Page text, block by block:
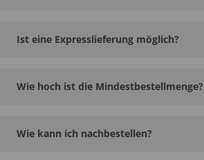
Ist eine Expresslieferung möglich?
Wie hoch ist die Mindestbestellmenge?
Wie kann ich nachbestellen?